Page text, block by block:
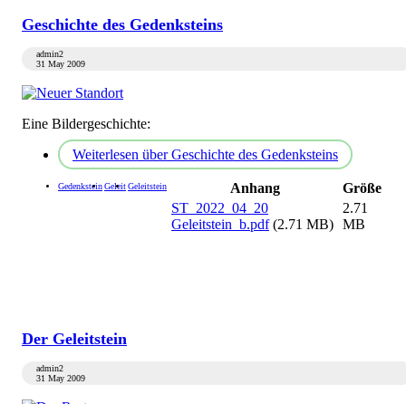
Geschichte des Gedenksteins
admin2
31 May 2009
Eine Bildergeschichte:
Weiterlesen über Geschichte des Gedenksteins
GedenksteinGeleitGeleitstein Anhang
Größe
ST_2022_04_20
Geleitstein_b.pdf (2.71 MB)
2.71
MB
Der Geleitstein
admin2
31 May 2009